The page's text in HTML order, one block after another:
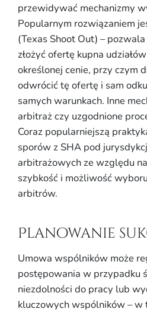
przewidywać mechanizmy
Popularnym rozwiązaniem
(Texas Shoot Out) –
złożyć ofertę kupna
określonej cenie, przy czym
odwrócić tę ofertę i sam
samych warunkach. Inne
arbitraż czy uzgodnione
Coraz popularniejszą
sporów z SHA pod
arbitrażowych ze względu
szybkość i możliwość
arbitrów.
Planowanie
Umowa wspólników może
postępowania w przypadku
niezdolności do pracy lub
kluczowych wspólników – w